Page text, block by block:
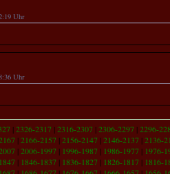
Uhr
Uhr
|2326-2317 |2316-2307 |2306-2297 |2296-
| 2166-2157 | 2156-2147 | 2146-2137 | 2136-
| 2006-1997 | 1996-1987 | 1986-1977 | 1976-
| 1846-1837 | 1836-1827 | 1826-1817 | 1816-